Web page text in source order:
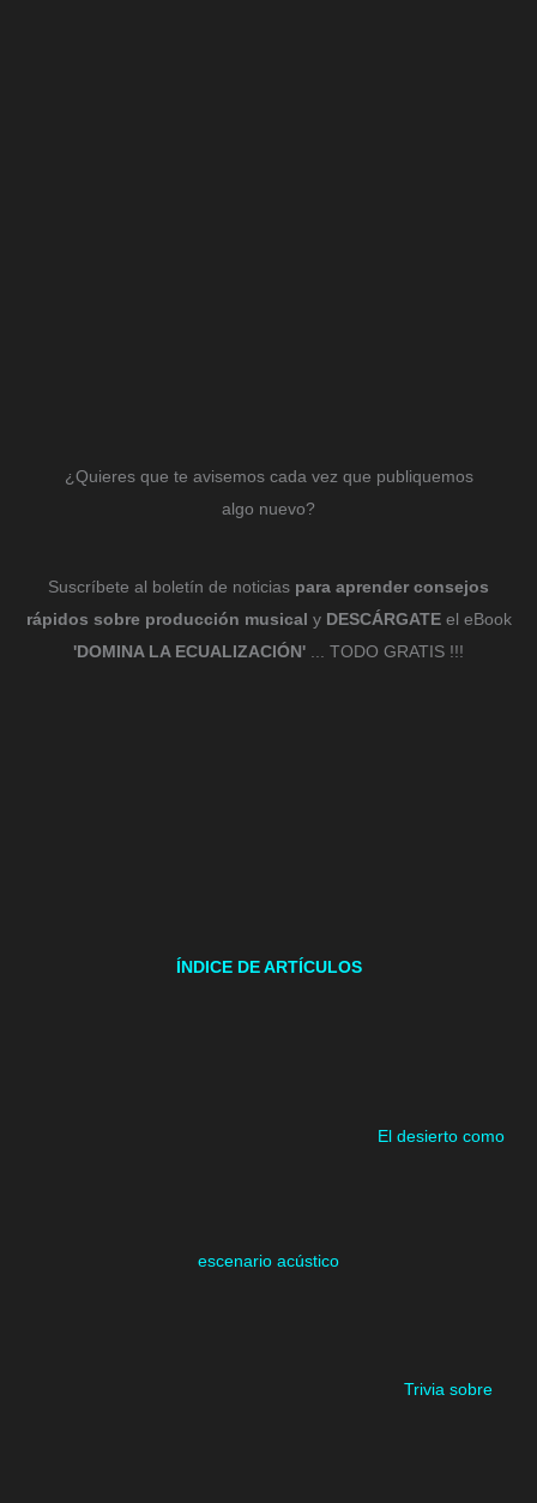
¿Quieres que te avisemos cada vez que publiquemos
algo nuevo?
Suscríbete al boletín de noticias para aprender consejos
rápidos sobre producción musical y DESCÁRGATEel eBook
'DOMINA LA ECUALIZACIÓN' ... TODO GRATIS !!!
ÍNDICE DE ARTÍCULOS
El desierto como
escenario acústico
Trivia sobre